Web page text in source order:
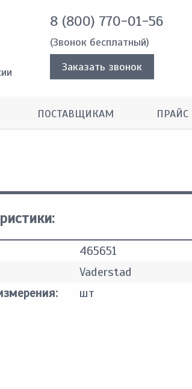
8 (800) 770-01-56
(Звонок бесплатный)
Заказать звонок
ПОСТАВЩИКАМ ПРАЙС
465651
Vaderstad
шт